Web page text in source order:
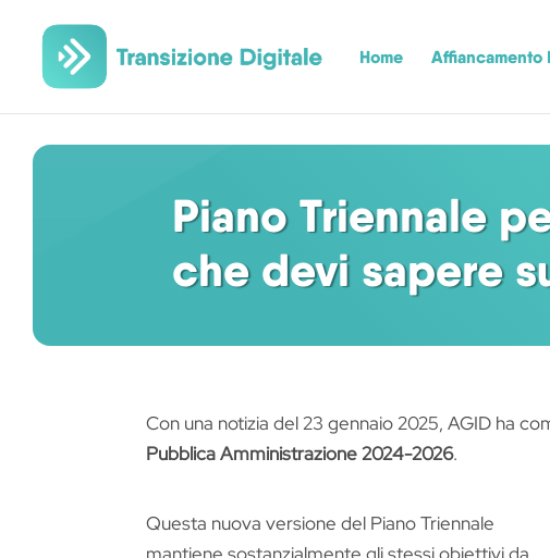
Home Affiancamento
Piano Triennale
che devi sapere
Con una notizia del 23 gennaio 2025, AGID ha
Pubblica Amministrazione 2024-2026.
Questa nuova versione del Piano Triennale